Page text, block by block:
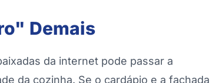
Demais
da internet pode passar a
da cozinha. Se o cardápio e a fachada